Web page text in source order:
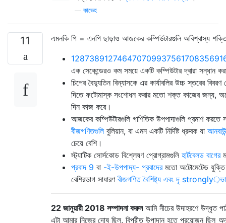
কাভেহ
11
এমনকি পি = এনপি ছাড়াও আজকের কম্পিউটারগুলি অবিশ্বাস্য
এক সেকেন্ডেরও কম সময়ে একটি কম্পিউটার দ্বারা সন্ধান
চিপের বৈদ্যুতিন বিন্যাসকে এর কার্যাবলির উচ্চ স্তরের
দিতে ফটোমাস্ক সংশোধন করার মতো শক্ত কাজের জন্য,
দিন কাজ করে।
আজকের কম্পিউটারগুলি গাণিতিক উপপাদাগুলি প্রমাণ
বীজগণিতগুলিবুলিয়ান, বা এমন একটি নির্দিষ্ট ধ্রুবক যা
চেয়ে বেশি।
স্ট্যাটিক সোর্সকোড বিশ্লেষণ প্রোগ্রামগুলি হার্টবেলড বাগের
প্রবাদ 9 বা -ই-উপপাদ্য- প্রবাদেরমতো অটোমেটেড যুক্তি
বেশিরভাগ সাধারণবীজগণিত বৈশিষ্ট্য এবংদৃ
22 জানুয়ারী 2018 সম্পাদনা করুনআমি নীচের উদাহরণে উদ্ধৃত
এটা আমার নিজের দোষ ছিল, বিপরীত উপাদান হতে প্রয়োজন ছিল